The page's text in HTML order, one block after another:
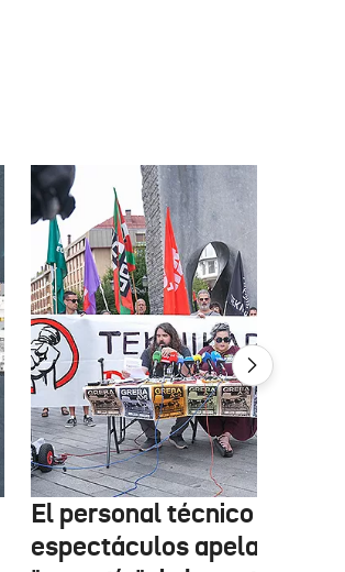
El personal técnico de
espectáculos apela a la